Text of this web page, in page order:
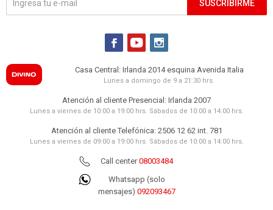
SUSCRIBIRME
  
Casa Central: Irlanda 2014 esquina Avenida Italia
Lunes a domingo de 9 a 21:30 hrs.
Atención al cliente Presencial: Irlanda 2007
Lunes a viernes de 10:00 a 19:00 hrs. Sábados de 10:00 a 14:00 hrs.
Atención al cliente Telefónica: 2506 12 62 int. 781
Lunes a viernes de 09:00 a 19:00 hrs. Sábados de 10:00 a 14:00 hrs.
Call center08003484
Whatsapp (solo
mensajes) 092093467